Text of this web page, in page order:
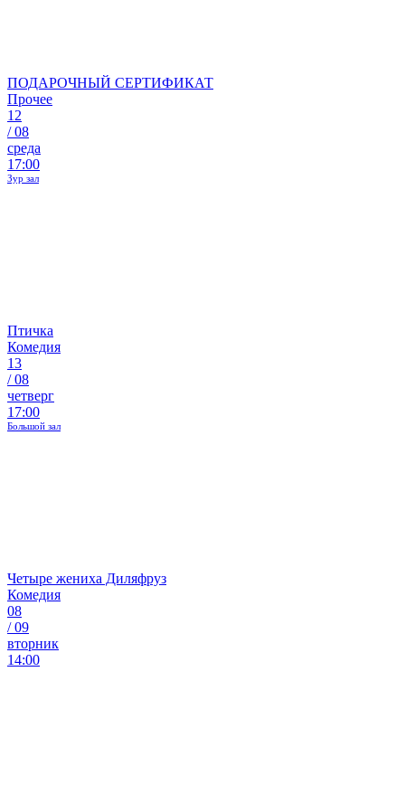
ПОДАРОЧНЫЙ СЕРТИФИКАТ
Прочее
12
/08
среда
17:00
Зур зал
Птичка
Комедия
13
/08
четверг
17:00
Большой зал
Четыре жениха Диляфруз
Комедия
08
/09
вторник
14:00